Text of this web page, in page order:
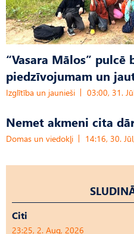
“Vasara Mālos” pulcē
piedzīvojumam un
Izglītība un jaunieši 03:00, 31.
Nemet akmeni cita
Domas un viedokļi 14:16, 30.
Citi
23:25, 2. Aug, 2026